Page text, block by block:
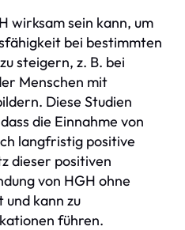
wirksam sein kann, um
bei bestimmten
steigern, z. B. bei
Menschen mit
Diese Studien
die Einnahme von
langfristig positive
dieser positiven
von HGH ohne
kann zu
führen.